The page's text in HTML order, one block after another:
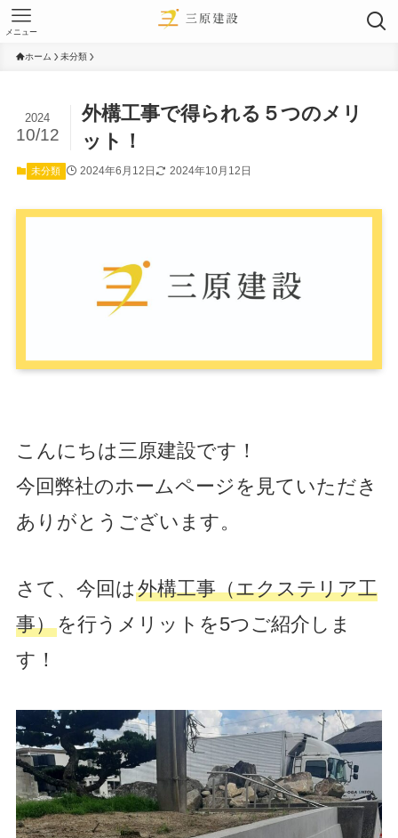
メニュー
ホーム 未分類
外構工事で得られる５つのメリ
ット！
2024
10/12
未分類 2024年6月12日 2024年10月12日
こんにちは三原建設です！
今回弊社のホームページを見ていただき
ありがとうございます。
さて、今回は外構工事（エクステリア工
事）を行うメリットを5つご紹介しま
す！